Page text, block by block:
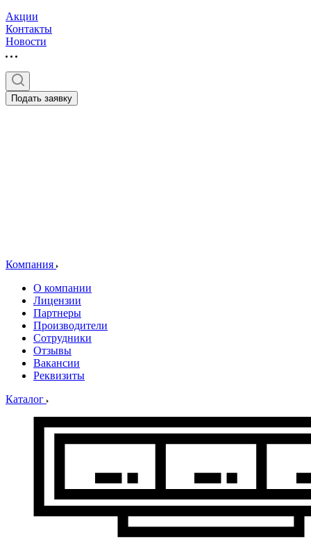
Акции
Контакты
Новости
Подать заявку
Компания
О компании
Лицензии
Партнеры
Производители
Сотрудники
Отзывы
Вакансии
Реквизиты
Каталог